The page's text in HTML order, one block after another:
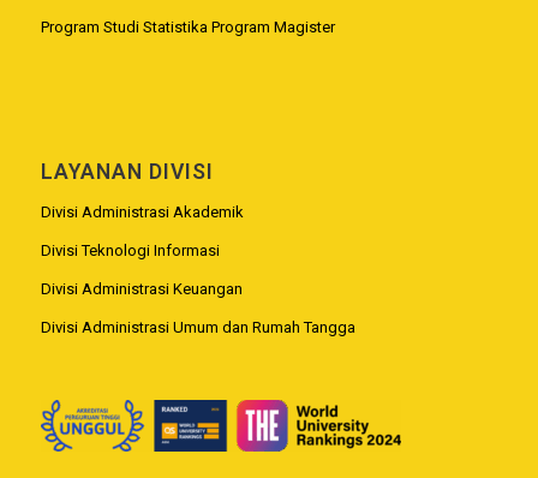
Program Studi Statistika Program Magister
LAYANAN DIVISI
Divisi Administrasi Akademik
Divisi Teknologi Informasi
Divisi Administrasi Keuangan
Divisi Administrasi Umum dan Rumah Tangga